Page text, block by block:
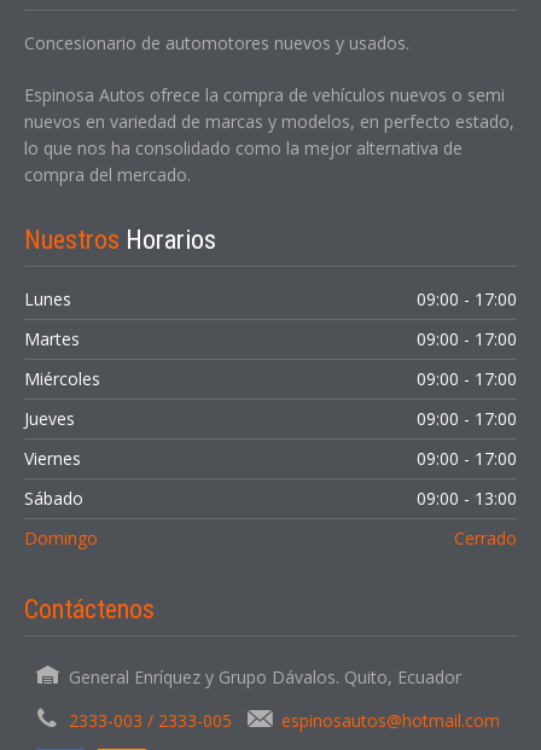
Concesionario de automotores nuevos y usados.
Espinosa Autos ofrece la compra de vehículos nuevos o semi
nuevos en variedad de marcas y modelos, en perfecto estado,
lo que nos ha consolidado como la mejor alternativa de
compra del mercado.
Nuestros Horarios
Lunes
09:00 - 17:00
Martes
09:00 - 17:00
Miércoles
09:00 - 17:00
Jueves
09:00 - 17:00
Viernes
09:00 - 17:00
Sábado
09:00 - 13:00
Domingo
Cerrado
Contáctenos
General Enríquez y Grupo Dávalos. Quito, Ecuador
2333-003 / 2333-005
espinosautos@hotmail.com